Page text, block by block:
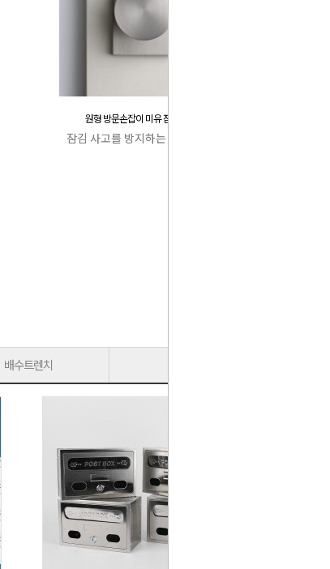
원형 방문손잡이 미유 잠김 사고 방지
잠김 사고를 방지하는 특허 캐치박스
배수트렌치